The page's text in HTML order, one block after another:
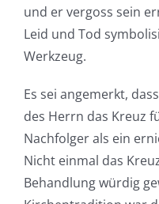
und er vergoss sein
Leid und Tod
Werkzeug.
Es sei angemerkt,
des Herrn das Kreuz
Nachfolger als ein
Nicht einmal das
Behandlung würdig